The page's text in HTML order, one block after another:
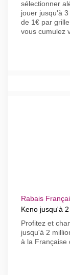
sélectionner
jouer jusqu'à
de 1€ par
vous cumulez
Rabais
Keno jusqu'à
Profitez et
jusqu'à 2
à la Française